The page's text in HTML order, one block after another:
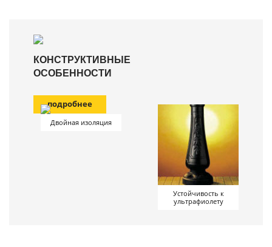
КОНСТРУКТИВНЫЕ
ОСОБЕННОСТИ
подробнее
Двойная изоляция
Устойчивость к
ультрафиолету